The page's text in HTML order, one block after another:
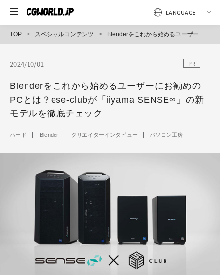
TOP スペシャルコンテンツ Blenderをこれから始めるユーザーにお勧めのPCとは？ese-clubが「iiyama SENSE∞」の新モデルを徹底チェック
2024/10/01 PR
Blenderをこれから始めるユーザーにお勧めの
PCとは？ese-clubが「iiyama SENSE∞」の新
モデルを徹底チェック
ハード Blender クリエイターインタビュー パソコン工房